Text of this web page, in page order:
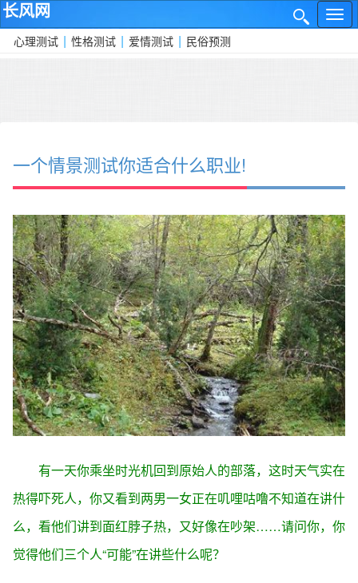
✕
长风网
网
站
心理测试 | 性格测试 | 爱情测试 | 民俗预测
一个情景测试你适合什么职业!
有一天你乘坐时光机回到原始人的部落，这时天气实在
热得吓死人，你又看到两男一女正在叽哩咕噜不知道在讲什
么，看他们讲到面红脖子热，又好像在吵架……请问你，你
觉得他们三个人“可能”在讲些什么呢？